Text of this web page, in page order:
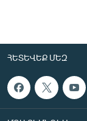
ՀԵՏԵՎԵՔ ՄԵԶ